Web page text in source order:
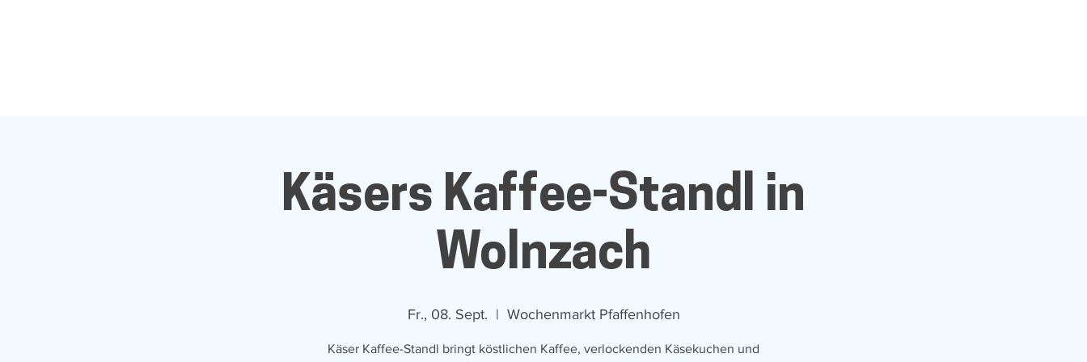
Käsers Kaffee-Standl in
Wolnzach
Fr., 08. Sept.
  |
Wochenmarkt Pfaffenhofen
Käser Kaffee-Standl bringt köstlichen Kaffee, verlockenden Käsekuchen und